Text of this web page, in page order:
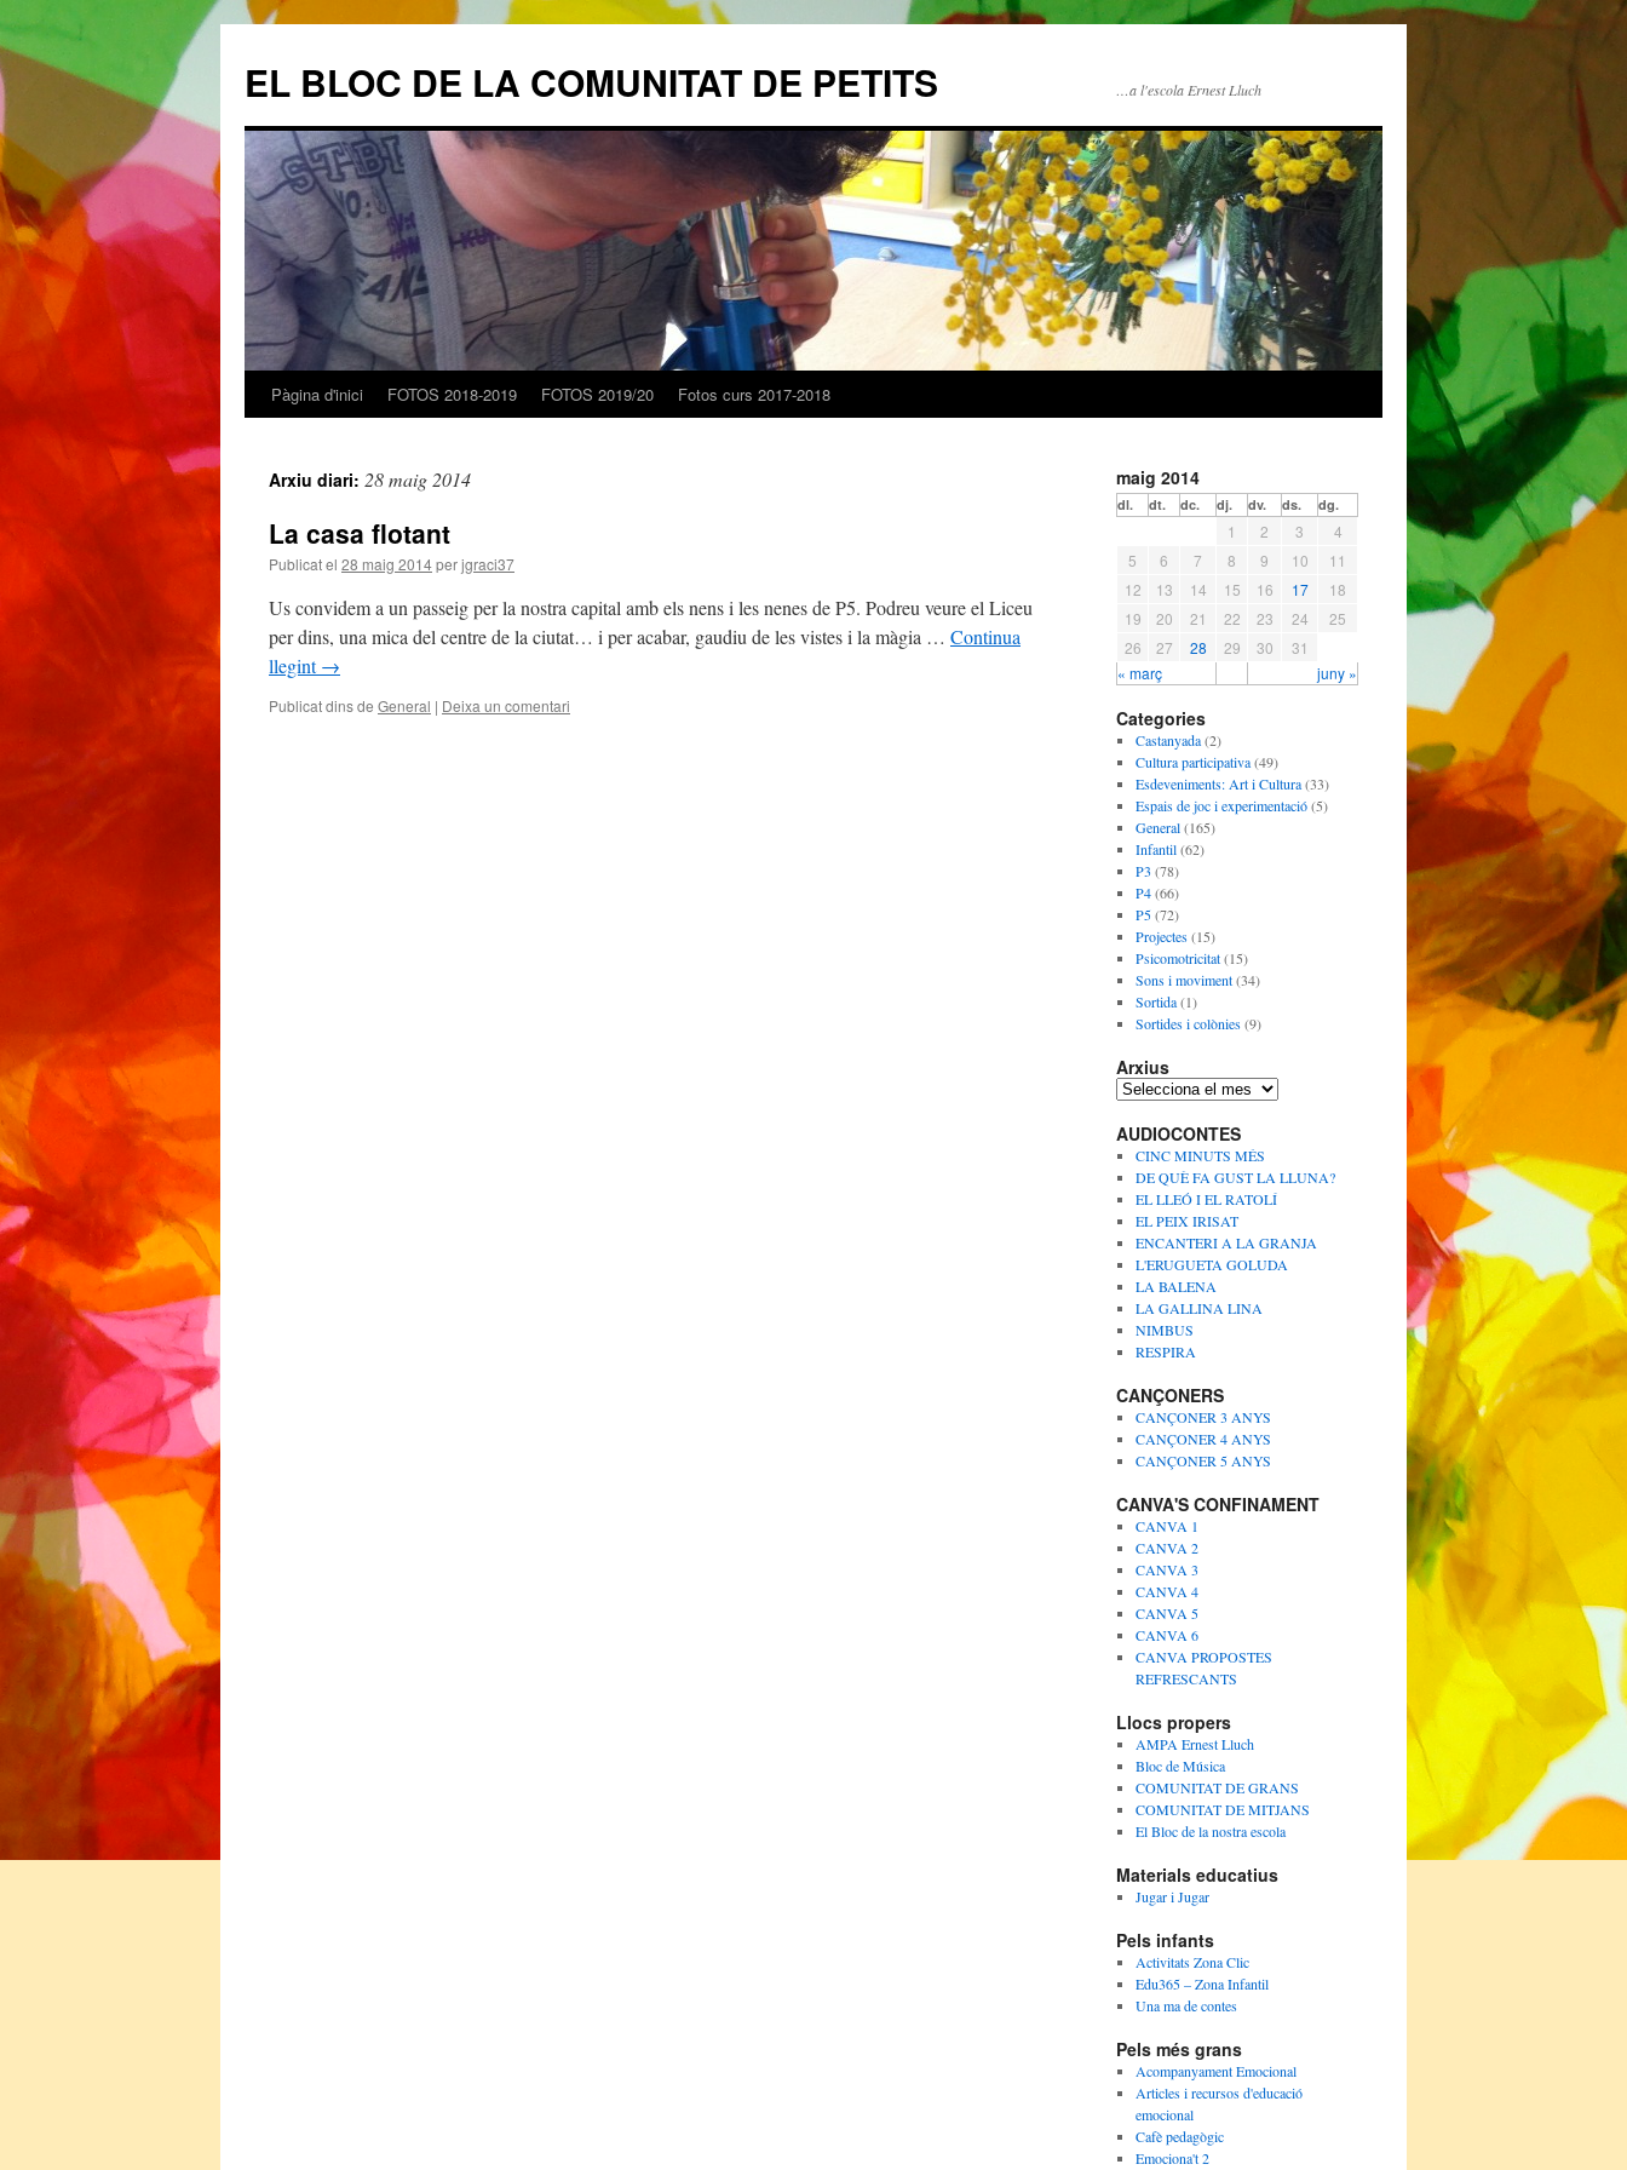
EL BLOC DE LA COMUNITAT DE PETITS …a l'escola Ernest Lluch
Vés
contingut
Pàgina d'inici FOTOS 2018-2019 FOTOS 2019/20 Fotos curs 2017-2018
Arxiu diari: 28 maig 2014
La casa flotant
Publicat el 28 maig 2014perjgraci37
Us convidem a un passeig per la nostra capital amb els nens i les nenes de P5. Podreu veure el Liceu
per dins, una mica del centre de la ciutat… i per acabar, gaudiu de les vistes i la màgia … Continua
llegint→
Publicat dins de General | Deixa un comentari
maig 2014
dl. dt. dc. dj. dv. ds. dg.
« març juny »
1 2 3
4
5
6 7 8 9 10
11
12
13 14 15 16 17
18
19
20 21 22 23 24
25
26
27 28 29 30 31
Categories
Castanyada(2)
Cultura participativa(49)
Esdeveniments: Art i Cultura(33)
Espais de joc i experimentació(5)
General(165)
Infantil(62)
P3 (78)
P4(66)
P5(72)
Projectes(15)
Psicomotricitat(15)
Sons i moviment(34)
Sortida(1)
Sortides i colònies(9)
Arxius
A
x
i
u
s
AUDIOCONTES
CINC MINUTS MÉS
DE QUÈ FA GUST LA LLUNA?
EL LLEÓ I EL RATOLÍ
EL PEIX IRISAT
ENCANTERI A LA GRANJA
L'ERUGUETA GOLUDA
LA BALENA
LA GALLINA LINA
NIMBUS
RESPIRA
CANÇONERS
CANÇONER 3 ANYS
CANÇONER 4 ANYS
CANÇONER 5 ANYS
CANVA'S CONFINAMENT
CANVA 1
CANVA 2
CANVA 3
CANVA 4
CANVA 5
CANVA 6
CANVA PROPOSTES
REFRESCANTS
Llocs propers
AMPA Ernest Lluch
Bloc de Música
COMUNITAT DE GRANS
COMUNITAT DE MITJANS
El Bloc de la nostra escola
Materials educatius
Jugar i Jugar
Pels infants
Activitats Zona Clic
Edu365 – Zona Infantil
Una ma de contes
Pels més grans
Acompanyament Emocional
Articles i recursos d'educació
emocional
Cafè pedagògic
Emociona't 2